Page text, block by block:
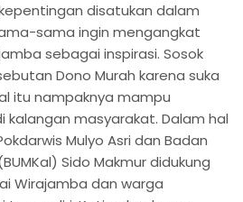
disatukan dalam
sama ingin mengangkat
sebagai inspirasi. Sosok
Dono Murah karena suka
itu nampaknya mampu
kalangan masyarakat. Dalam hal
Mulyo Asri dan Badan
Sido Makmur didukung
Wirajamba dan warga